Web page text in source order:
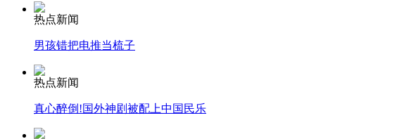
外交部：反对强权政治霸凌主义
外交部：有关国家言论片面不公正
热点新闻
男孩错把电推当梳子
热点新闻
真心醉倒!国外神剧被配上中国民乐